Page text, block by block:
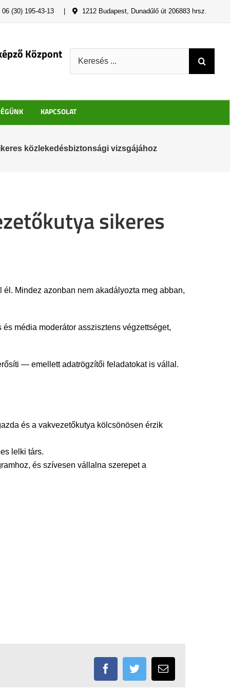
06 (30) 195-43-13 1212 Budapest, Dunadűlő út 206883 hrsz.
Központ
KAPCSOLAT
közlekedésbiztonsági vizsgájához
sikeres
Mindez azonban nem akadályozta meg abban,
média moderátor asszisztens végzettséget,
— emellett adatrögzítői feladatokat is vállal.
és a vakvezetőkutya kölcsönösen érzik
lelki társ.
és szívesen vállalna szerepet a
FacebookTwitterEmail: